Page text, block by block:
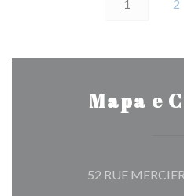
1 2
Mapa e
52 RUE